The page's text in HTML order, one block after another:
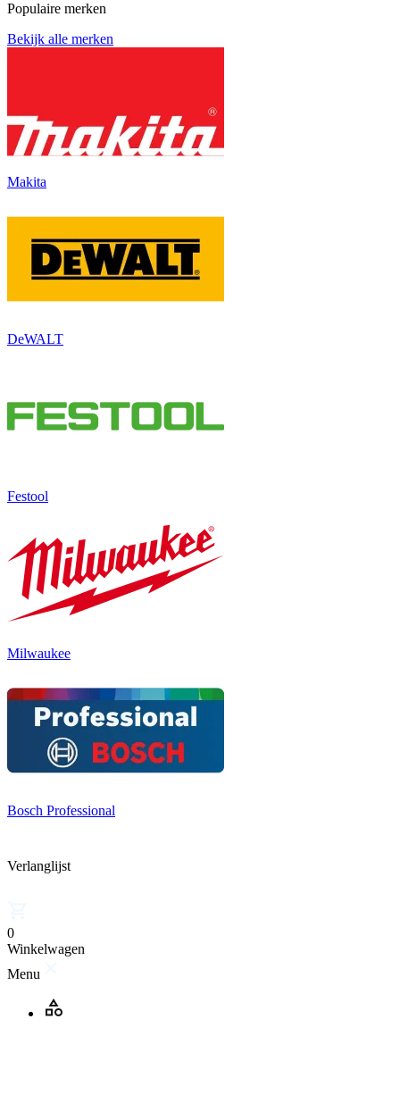
Populaire merken
Bekijk alle merken
Makita
DeWALT
Festool
Milwaukee
Bosch Professional
Verlanglijst
0
Winkelwagen
Menu